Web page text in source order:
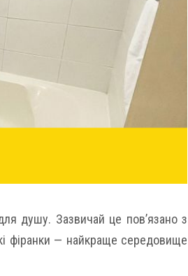
душу. Зазвичай це пов’язано з
фіранки — найкраще середовище